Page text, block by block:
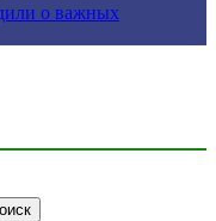
о важных